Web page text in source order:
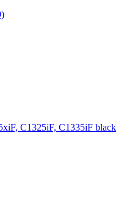
C1325iF, C1335iF black